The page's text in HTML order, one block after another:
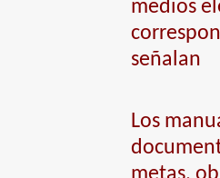
medios
señalan
Los